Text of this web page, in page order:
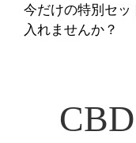
今だけの特別セ
入れませんか？